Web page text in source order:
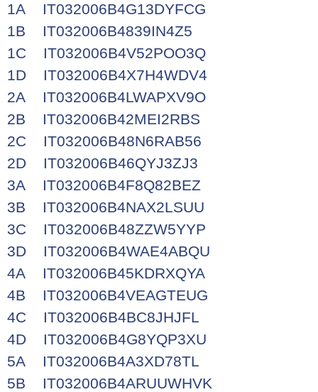
1A IT032006B4G13DYFCG
1B IT032006B4839IN4Z5
1C IT032006B4V52POO3Q
1D IT032006B4X7H4WDV4
2A IT032006B4LWAPXV9O
2B IT032006B42MEI2RBS
2C IT032006B48N6RAB56
2D IT032006B46QYJ3ZJ3
3A IT032006B4F8Q82BEZ
3B IT032006B4NAX2LSUU
3C IT032006B48ZZW5YYP
3D IT032006B4WAE4ABQU
4A IT032006B45KDRXQYA
4B IT032006B4VEAGTEUG
4C IT032006B4BC8JHJFL
4D IT032006B4G8YQP3XU
5A IT032006B4A3XD78TL
5B IT032006B4ARUUWHVK